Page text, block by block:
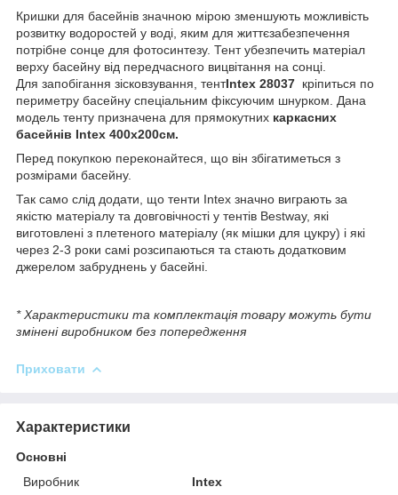
Кришки для басейнів значною мірою зменшують можливість
розвитку водоростей у воді, яким для життєзабезпечення
потрібне сонце для фотосинтезу. Тент убезпечить матеріал
верху басейну від передчасного вицвітання на сонці.
Для запобігання зісковзування, тентIntex 28037 кріпиться по
периметру басейну спеціальним фіксуючим шнурком. Дана
модель тенту призначена для прямокутних каркасних
басейнів Intex 400х200см.
Перед покупкою переконайтеся, що він збігатиметься з
розмірами басейну.
Так само слід додати, що тенти Intex значно виграють за
якістю матеріалу та довговічності у тентів Bestway, які
виготовлені з плетеного матеріалу (як мішки для цукру) і які
через 2-3 роки самі розсипаються та стають додатковим
джерелом забруднень у басейні.
* Характеристики та комплектація товару можуть бути
змінені виробником без попередження
Приховати
Характеристики
Основні
Виробник
Intex